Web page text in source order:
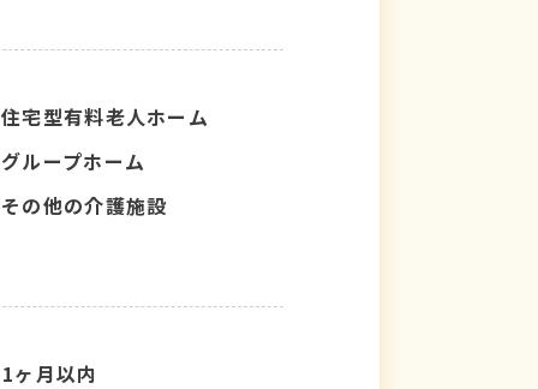
住宅型有料老人ホーム
グループホーム
その他の介護施設
1ヶ月以内